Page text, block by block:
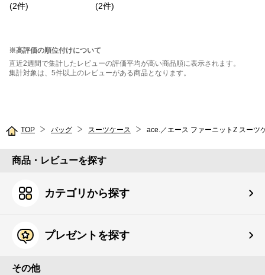
03
(2件)
日本製 39/45L エ
(2件)
※高評価の順位付けについて
直近2週間で集計したレビューの評価平均が高い商品順に表示されます。
集計対象は、5件以上のレビューがある商品となります。
TOP バッグ スーツケース ace.／エース ファーニットZ スーツ
商品・レビューを探す
カテゴリから探す
プレゼントを探す
その他